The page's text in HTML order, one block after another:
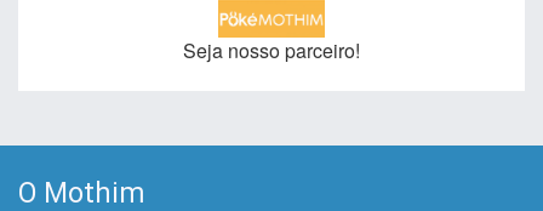
Seja nosso parceiro!
O Mothim